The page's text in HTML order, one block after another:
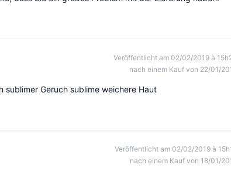
Veröffentlicht am 02/02/2019 à
nach einem Kauf von 22/01/
sublimer Geruch sublime weichere Haut
Veröffentlicht am 02/02/2019 à
nach einem Kauf von 18/01/